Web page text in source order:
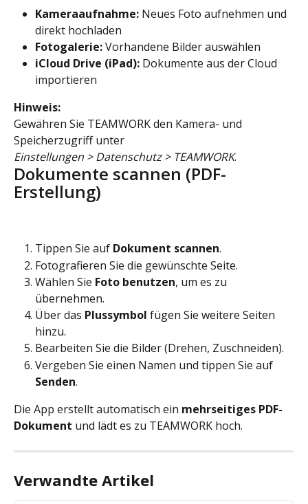
Kameraaufnahme: Neues Foto aufnehmen und
direkt hochladen
Fotogalerie: Vorhandene Bilder auswählen
iCloud Drive (iPad): Dokumente aus der Cloud
importieren
Hinweis:
Gewähren Sie TEAMWORK den Kamera- und
Speicherzugriff unter
Einstellungen > Datenschutz > TEAMWORK.
Dokumente scannen (PDF-
Erstellung)
Tippen Sie auf Dokument scannen.
Fotografieren Sie die gewünschte Seite.
Wählen Sie Foto benutzen, um es zu
übernehmen.
Über das Plussymbol fügen Sie weitere Seiten
hinzu.
Bearbeiten Sie die Bilder (Drehen, Zuschneiden).
Vergeben Sie einen Namen und tippen Sie auf
Senden.
Die App erstellt automatisch ein mehrseitiges PDF-
Dokument und lädt es zu TEAMWORK hoch.
Verwandte Artikel